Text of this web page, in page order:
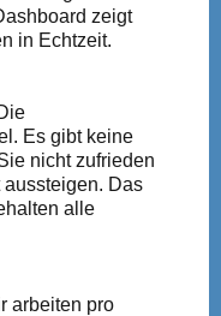
zeigt
in Echtzeit.
Es gibt keine
nicht zufrieden
Das
alle
arbeiten pro